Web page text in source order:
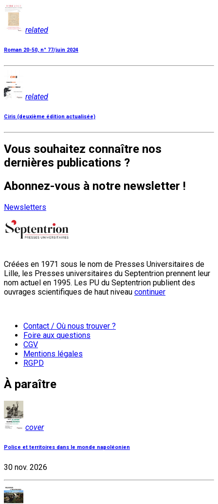
related
Roman 20-50, n° 77/juin 2024
related
Ciris (deuxième édition actualisée)
Vous souhaitez connaître nos
dernières publications ?
Abonnez-vous à notre newsletter !
Newsletters
Créées en 1971 sous le nom de Presses Universitaires de
Lille, les Presses universitaires du Septentrion prennent leur
nom actuel en 1995. Les PU du Septentrion publient des
ouvrages scientifiques de haut niveau continuer
Contact / Où nous trouver ?
Foire aux questions
CGV
Mentions légales
RGPD
À paraître
cover
Police et territoires dans le monde napoléonien
30 nov. 2026